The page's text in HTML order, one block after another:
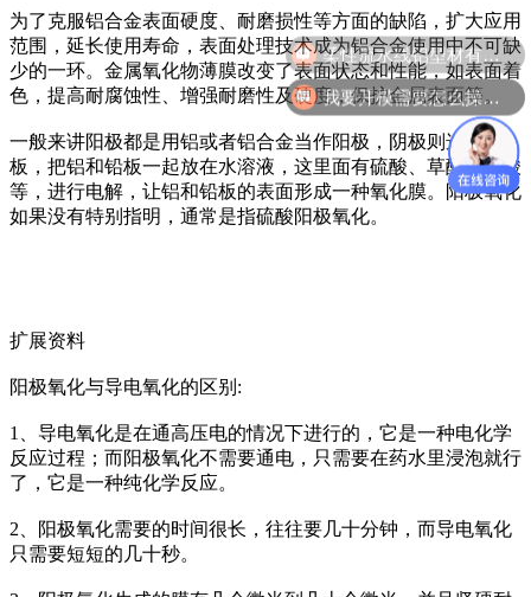
为了克服铝合金表面硬度、耐磨损性等方面的缺陷，扩大应用
范围，延长使用寿命，表面处理技术成为铝合金使用中不可缺
少的一环。金属氧化物薄膜改变了表面状态和性能，如表面着
色，提高耐腐蚀性、增强耐磨性及硬度，保护金属表面等。
一般来讲阳极都是用铝或者铝合金当作阳极，阴极则选取铅
板，把铝和铅板一起放在水溶液，这里面有硫酸、草酸、铬酸
等，进行电解，让铝和铅板的表面形成一种氧化膜。阳极氧化
如果没有特别指明，通常是指硫酸阳极氧化。
扩展资料
阳极氧化与导电氧化的区别:
1、导电氧化是在通高压电的情况下进行的，它是一种电化学
反应过程；而阳极氧化不需要通电，只需要在药水里浸泡就行
了，它是一种纯化学反应。
2、阳极氧化需要的时间很长，往往要几十分钟，而导电氧化
只需要短短的几十秒。
柔性流水线铝型材有哪几款？
我要开模需要怎么操作？